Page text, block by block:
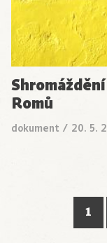
Romů
dokument / 20. 5.
1